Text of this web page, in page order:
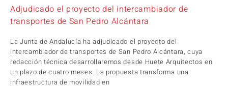
Adjudicado el proyecto del intercambiador de
transportes de San Pedro Alcántara
La Junta de Andalucía ha adjudicado el proyecto del
intercambiador de transportes de San Pedro Alcántara, cuya
redacción técnica desarrollaremos desde Huete Arquitectos en
un plazo de cuatro meses. La propuesta transforma una
infraestructura de movilidad en